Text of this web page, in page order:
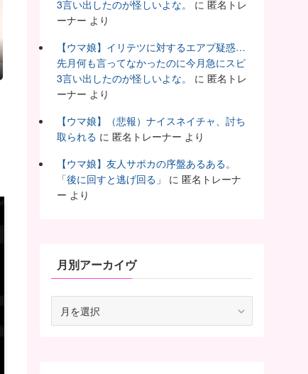
3言い出したのが怪しいよな。
に 匿名トレ
ーナー より
【ウマ娘】イリテツに対するエアプ疑惑…
先月何も言ってなかったのに今月急にスピ
3言い出したのが怪しいよな。
に 匿名トレ
ーナー より
【ウマ娘】（悲報）ナイスネイチャ、討ち
取られる に 匿名トレーナー より
【ウマ娘】友人サポカの序盤あるある。
「後に回すと逃げ回る」
に 匿名トレーナ
ー より
月別アーカイヴ